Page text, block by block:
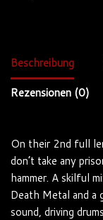
Beschreibung
Rezensionen (0)
On their 2nd full
don’t take any
hammer. A skilful
Death Metal and
sound, driving